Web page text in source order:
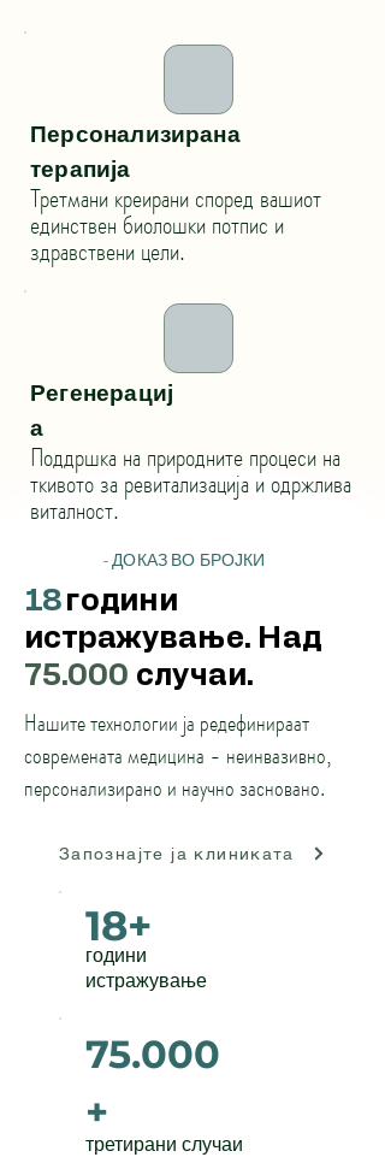
Персонализирана
терапија
Третмани креирани според вашиот
единствен биолошки потпис и
здравствени цели.
Регенерациј
а
Поддршка на природните процеси на
ткивото за ревитализација и одржлива
виталност.
- ДОКАЗ ВО БРОЈКИ
18 години
истражување. Над
75.000 случаи.
Нашите технологии ја редефинираат
современата медицина - неинвазивно,
персонализирано и научно засновано.
Запознајте ја клиниката
18+
години
истражување
75.000
+
третирани случаи